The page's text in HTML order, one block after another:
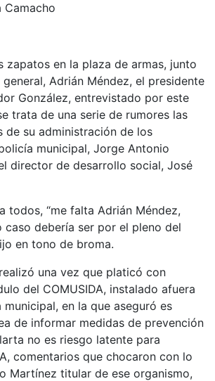
Camacho
zapatos en la plaza de armas, junto
Adrián Méndez, el presidente
González, entrevistado por este
trata de una serie de rumores las
de su administración de los
municipal, Jorge Antonio
director de desarrollo social, José
todos, “me falta Adrián Méndez,
caso debería ser por el pleno del
en tono de broma.
una vez que platicó con
del COMUSIDA, instalado afuera
en la que aseguró es
de informar medidas de prevención
no es riesgo latente para
comentarios que chocaron con lo
Martínez titular de ese organismo,